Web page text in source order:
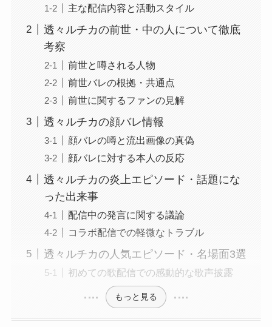
主な配信内容と活動スタイル
透々ルチカの前世・中の人について徹底
考察
前世と噂される人物
前世バレの根拠・共通点
前世に関するファンの見解
透々ルチカの顔バレ情報
顔バレの噂と流出画像の真偽
顔バレに対する本人の反応
透々ルチカの炎上エピソード・話題にな
った出来事
配信中の発言に関する議論
コラボ配信での軽微なトラブル
透々ルチカの人気エピソード・名場面3選
初めての歌配信での感動的な歌声披露
もっと見る